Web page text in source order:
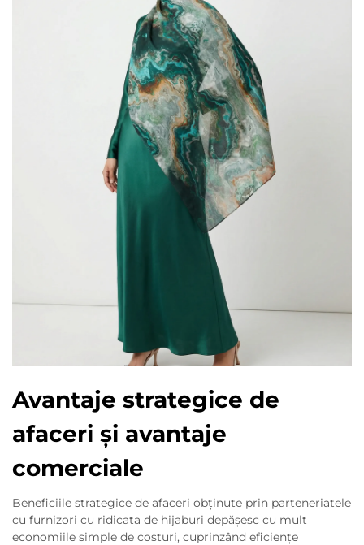
Avantaje strategice de
afaceri și avantaje
comerciale
Beneficiile strategice de afaceri obținute prin parteneriatele
cu furnizori cu ridicata de hijaburi depășesc cu mult
economiile simple de costuri, cuprinzând eficiențe